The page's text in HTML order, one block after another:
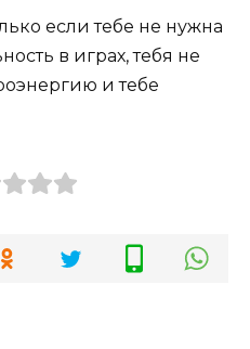
если тебе не нужна
в играх, тебя не
и тебе